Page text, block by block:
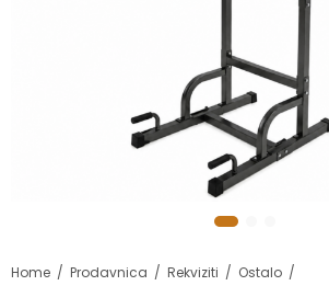
Home Prodavnica Rekviziti Ostalo